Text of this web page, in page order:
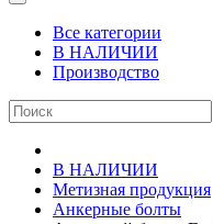
Все категории
В НАЛИЧИИ
Производство
В НАЛИЧИИ
Метизная продукция
Анкерные болты